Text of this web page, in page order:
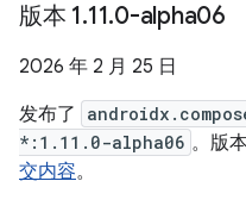
版本 1.11.0-alpha06
2026 年 2 月 25 日
发布了
*:1.11.0-alpha06 。版
交内容。